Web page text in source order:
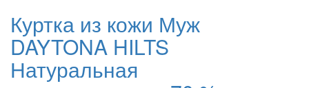
Куртка из кожи Муж
DAYTONA HILTS
Натуральная